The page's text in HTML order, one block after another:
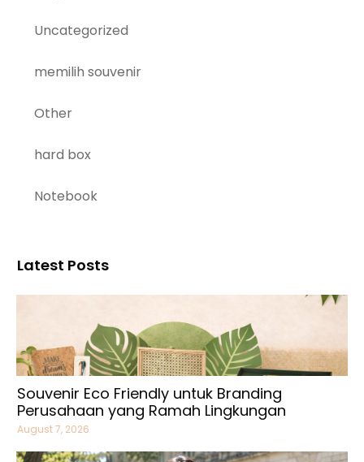
Uncategorized
memilih souvenir
Other
hard box
Notebook
Latest Posts
Souvenir Eco Friendly untuk Branding
Perusahaan yang Ramah Lingkungan
August 7, 2026